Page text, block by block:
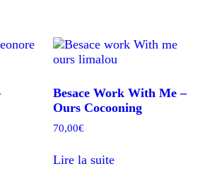
options
peuvent
choisiesBesace Work With Me –
Ours Cocooning
70,00€
Lire la suite